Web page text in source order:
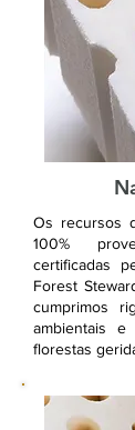
Os recursos
100%
certificadas
Forest
cumprimos
ambientais
florestas